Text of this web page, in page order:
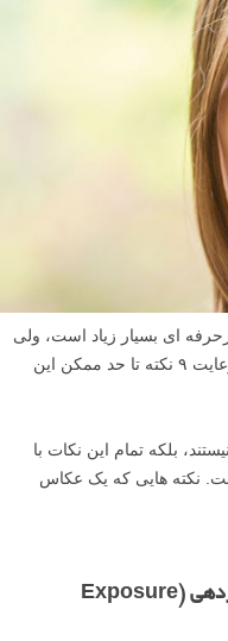
ای بسیار زیاد است، ولی
در این آموزش به شما کمک می کنیم تا با رعایت ۹ نکته تا حد ممکن این
بلکه تمام این نکات با
نکته هایی که یک عکاس
زمان استفاده از تنظیم جبران نوردهی (Exposure